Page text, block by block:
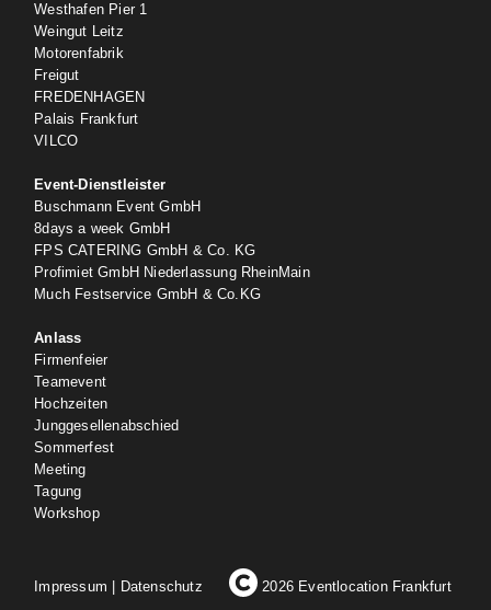
Westhafen Pier 1
Weingut Leitz
Motorenfabrik
Freigut
FREDENHAGEN
Palais Frankfurt
VILCO
Event-Dienstleister
Buschmann Event GmbH
8days a week GmbH
FPS CATERING GmbH & Co. KG
Profimiet GmbH Niederlassung RheinMain
Much Festservice GmbH & Co.KG
Anlass
Firmenfeier
Teamevent
Hochzeiten
Junggesellenabschied
Sommerfest
Meeting
Tagung
Workshop
Impressum Datenschutz 2026 Eventlocation Frankfurt